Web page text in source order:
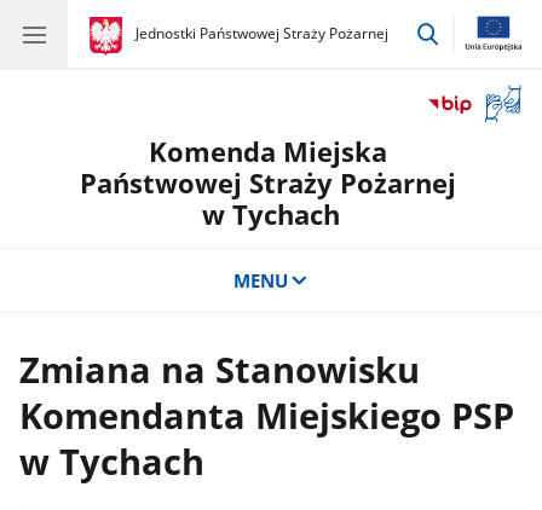
gov.pl
Jednostki Państwowej Straży Pożarnej
gov.pl
Jednostki
przejdź
okno
Komenda Miejska
Państwowej Straży Pożarnej
w Tychach
MENU
Zmiana na Stanowisku
Komendanta Miejskiego PSP
w Tychach